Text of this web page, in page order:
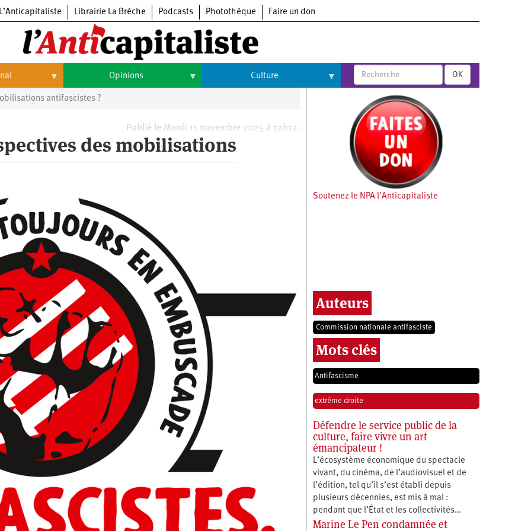
L’Anticapitaliste Librairie La Brèche Podcasts Photothèque Faire un don
Opinions
Opinions
Culture
Arts
Cinéma
OK
antifascistes ?
Publié le Mardi 11 novembre 2025 à 12h12.
des mobilisations
Soutenez le NPA l'Anticapitaliste
Auteurs
Commission nationale antifasciste
Mots clés
Antifascisme
extrême droite
Défendre le service public de la
culture, faire vivre un art
émancipateur !
L’écosystème économique du spectacle
vivant, du cinéma, de l’audiovisuel et de
l’édition, tel qu’il s’est établi depuis
plusieurs décennies, est mis à mal :
pendant que l’État et les collectivités…
Marine Le Pen condamnée et